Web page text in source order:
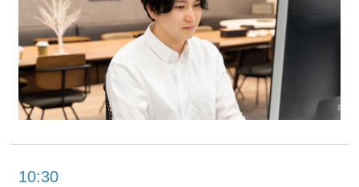
10:30